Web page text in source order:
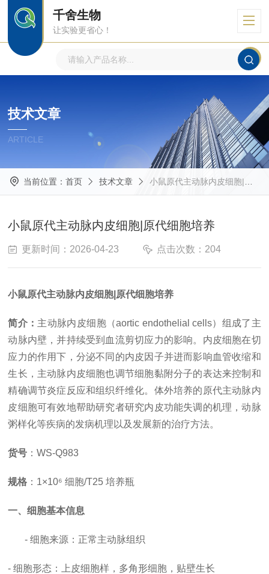
千舍生物
让实验更省心！
技术文章
ARTICLE
当前位置： 首页 技术文章 小鼠原代主动脉内皮细胞|原代细胞培养
小鼠原代主动脉内皮细胞|原代细胞培养
更新时间：2026-04-23 点击次数：204
小鼠原代主动脉内皮细胞|原代细胞培养
简介： 主动脉内皮细胞（aortic endothelial cells）组成了主
动脉内壁，并持续受到血流剪切应力的影响。内皮细胞在切
应力的作用下，分泌不同的内皮因子并进而影响血管收缩和
生长，主动脉内皮细胞也调节细胞黏附分子的表达来控制和
精确调节炎症反应和组织纤维化。体外培养的原代主动脉内
皮细胞可有效地帮助研究者研究内皮功能失调的机理，动脉
粥样化等疾病的发病机理以及发展新的治疗方法。
货号 ：WS-Q983
规格 ： 1×10⁶ 细胞/T25 培养瓶
一、细胞基本信息
- 细胞来源：正常主动脉组织
- 细胞形态：上皮细胞样，多角形细胞，贴壁生长